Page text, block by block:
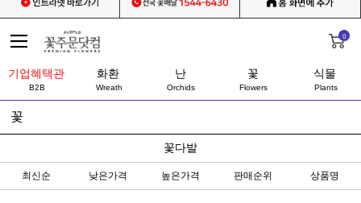
0
기업혜택관
B2B
화환
Wreath
난
Orchids
꽃
Flowers
식물
Plants
꽃
꽃다발
최신순 낮은가격 높은가격 판매순위 상품명